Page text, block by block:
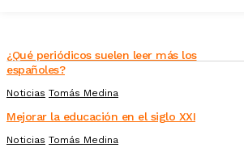
¿Qué periódicos suelen leer más los
españoles?
Noticias Tomás Medina
Mejorar la educación en el siglo XXI
Noticias Tomás Medina